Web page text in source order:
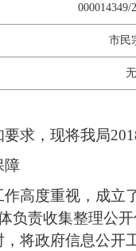
000014349/
市民
无
求，现将我局
障
高度重视，成立
负责收集整理公
将政府信息公开